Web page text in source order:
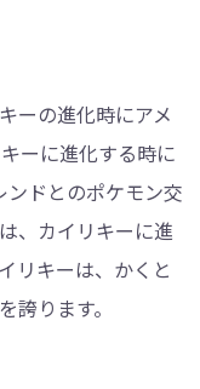
ーの進化時にアメ
ーに進化する時に
ンドとのポケモン交
、カイリキーに進
リキーは、かくと
誇ります。